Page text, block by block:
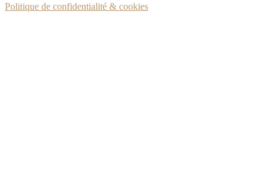
Politique de confidentialité & cookies